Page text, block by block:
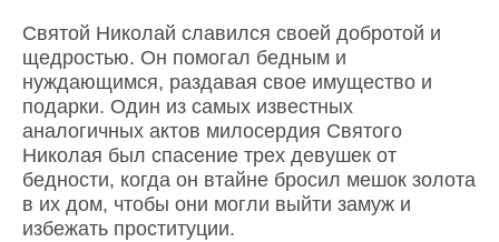
Святой Николай славился своей добротой и
щедростью. Он помогал бедным и
нуждающимся, раздавая свое имущество и
подарки. Один из самых известных
аналогичных актов милосердия Святого
Николая был спасение трех девушек от
бедности, когда он втайне бросил мешок золота
в их дом, чтобы они могли выйти замуж и
избежать проституции.